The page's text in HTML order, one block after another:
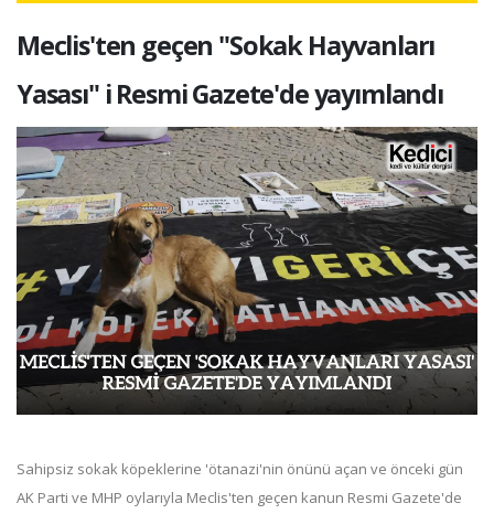
Meclis'ten geçen "Sokak Hayvanları
Yasası" i Resmi Gazete'de yayımlandı
Sahipsiz sokak köpeklerine 'ötanazi'nin önünü açan ve önceki gün
AK Parti ve MHP oylarıyla Meclis'ten geçen kanun Resmi Gazete'de